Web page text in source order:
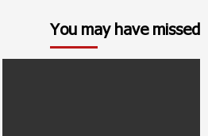
You may have missed